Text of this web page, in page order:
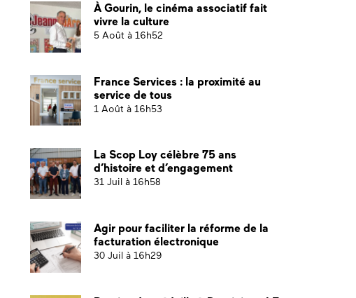
À Gourin, le cinéma associatif fait
vivre la culture
5 Août à 16h52
France Services : la proximité au
service de tous
1 Août à 16h53
La Scop Loy célèbre 75 ans
d’histoire et d’engagement
31 Juil à 16h58
Agir pour faciliter la réforme de la
facturation électronique
30 Juil à 16h29